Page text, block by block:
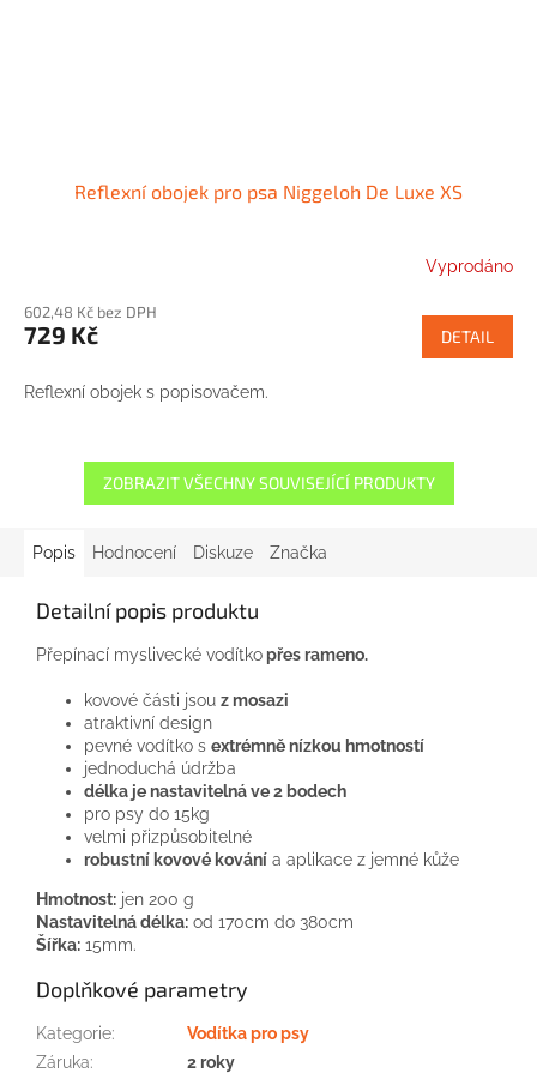
Reflexní obojek pro psa Niggeloh De Luxe XS
Vyprodáno
602,48 Kč bez DPH
729 Kč DETAIL
Reflexní obojek s popisovačem.
ZOBRAZIT VŠECHNY SOUVISEJÍCÍ PRODUKTY
Popis Hodnocení Diskuze Značka
Detailní popis produktu
Přepínací myslivecké vodítkopřes rameno.
kovové části jsou z mosazi
atraktivní design
pevné vodítko s extrémně nízkou hmotností
jednoduchá údržba
délka je nastavitelná ve 2 bodech
pro psy do 15kg
velmi přizpůsobitelné
robustní kovové kování a aplikace z jemné kůže
Hmotnost: jen 200 g
Nastavitelná délka: od 170cm do 380cm
Šířka: 15mm.
Doplňkové parametry
Kategorie:
Vodítka pro psy
Záruka:
2 roky